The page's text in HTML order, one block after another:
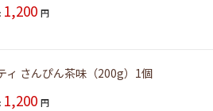
1,200 円
ィ さんぴん茶味（200g）1個
1,200 円